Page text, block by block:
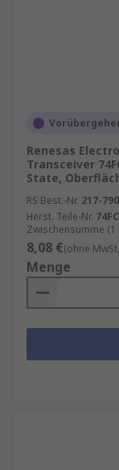
Renesas
Transceiver
State,
RS Best.-Nr. 217-
Herst. Teile-Nr.
Zwischensumme (1
8,08 €(ohne
Menge